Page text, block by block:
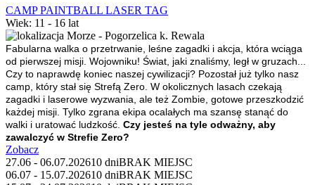
CAMP PAINTBALL LASER TAG
Wiek: 11 - 16 lat
Morze - Pogorzelica k. Rewala
Fabularna walka o przetrwanie, leśne zagadki i akcja, która wciąga
od pierwszej misji. Wojowniku! Świat, jaki znaliśmy, legł w gruzach...
Czy to naprawdę koniec naszej cywilizacji? Pozostał już tylko nasz
camp, który stał się Strefą Zero. W okolicznych lasach czekają
zagadki i laserowe wyzwania, ale też Zombie, gotowe przeszkodzić
każdej misji. Tylko zgrana ekipa ocalałych ma szansę stanąć do
walki i uratować ludzkość. Czy jesteś na tyle odważny, aby
zawalczyć w Strefie Zero?
Zobacz
27.06 - 06.07.202610 dniBRAK MIEJSC
06.07 - 15.07.202610 dniBRAK MIEJSC